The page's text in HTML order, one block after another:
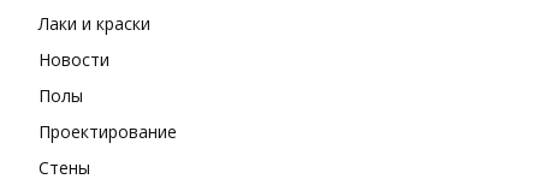
Лаки и краски
Новости
Полы
Проектирование
Стены